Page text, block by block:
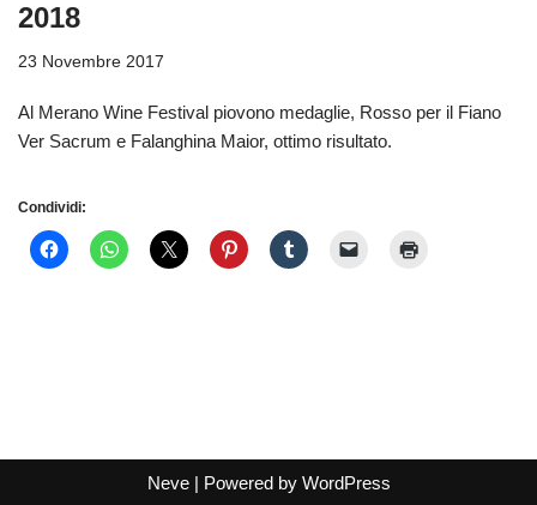
2018
23 Novembre 2017
Al Merano Wine Festival piovono medaglie, Rosso per il Fiano
Ver Sacrum e Falanghina Maior, ottimo risultato.
Condividi:
Neve| Powered by WordPress